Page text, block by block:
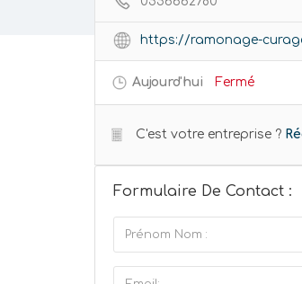
https://ramonage-
Aujourd'hui Fermé
C'est votre entreprise ?
Formulaire De Contact :